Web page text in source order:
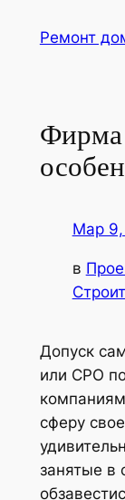
Ремонт
Мар
в
Допуск
или СРО
сферу
занятые в